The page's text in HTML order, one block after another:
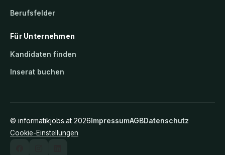
Berufsfelder
Für Unternehmen
Kandidaten finden
Inserat buchen
© informatikjobs.at 2026ImpressumAGBDatenschutz
Cookie-Einstellungen